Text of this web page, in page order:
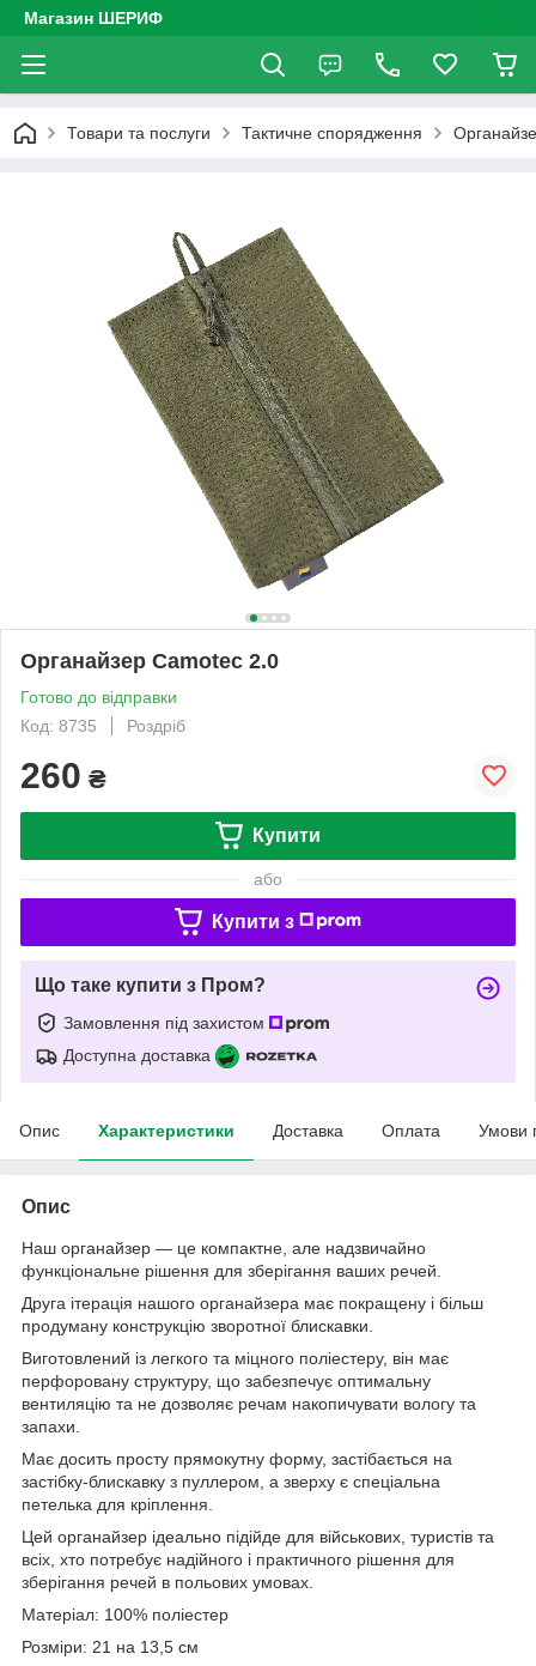
Магазин ШЕРИФ
Товари та послуги Тактичне спорядження
Органайзер Camotec 2.0
Готово до відправки
Код: 8735
Роздріб
260 ₴
Купити
або
Купити з
Що таке купити з Пром?
Замовлення під захистом
Доступна доставка
Опис Характеристики Доставка Оплата Умови
Опис
Наш органайзер — це компактне, але надзвичайно
функціональне рішення для зберігання ваших речей.
Друга ітерація нашого органайзера має покращену і більш
продуману конструкцію зворотної блискавки.
Виготовлений із легкого та міцного поліестеру, він має
перфоровану структуру, що забезпечує оптимальну
вентиляцію та не дозволяє речам накопичувати вологу та
запахи.
Має досить просту прямокутну форму, застібається на
застібку-блискавку з пуллером, а зверху є спеціальна
петелька для кріплення.
Цей органайзер ідеально підійде для військових, туристів та
всіх, хто потребує надійного і практичного рішення для
зберігання речей в польових умовах.
Матеріал: 100% поліестер
Розміри: 21 на 13,5 см